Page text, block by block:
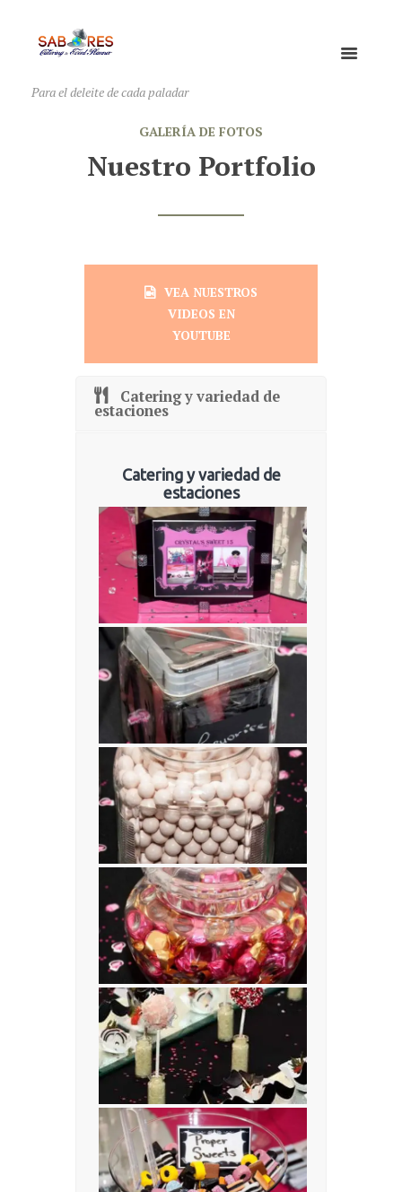
Para el deleite de cada paladar
GALERÍA DE FOTOS
Nuestro Portfolio
VEA NUESTROS
VIDEOS EN
YOUTUBE
Catering y variedad de
estaciones
Catering y variedad de
estaciones